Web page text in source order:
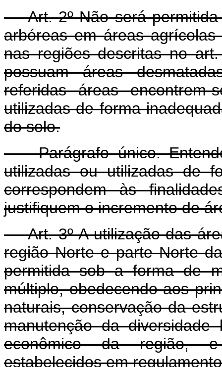
Art. 2º Não será permitida
arbóreas em áreas
nas regiões descritas no
possuam áreas
referidas áreas encontrem-
utilizadas de forma
do solo.
Parágrafo único.
utilizadas ou utilizadas de
correspondem às
justifiquem o incremento de
Art. 3º A utilização das
região Norte e parte Norte
permitida sob a forma de
múltiplo, obedecendo aos
naturais, conservação da
manutenção da diversidade
econômico da região, e
estabelecidos em